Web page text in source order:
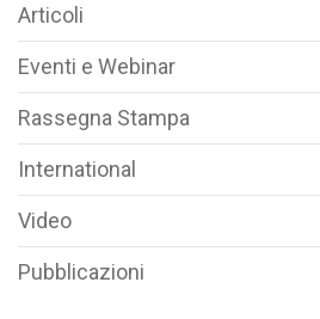
Articoli
Eventi e Webinar
Rassegna Stampa
International
Video
Pubblicazioni